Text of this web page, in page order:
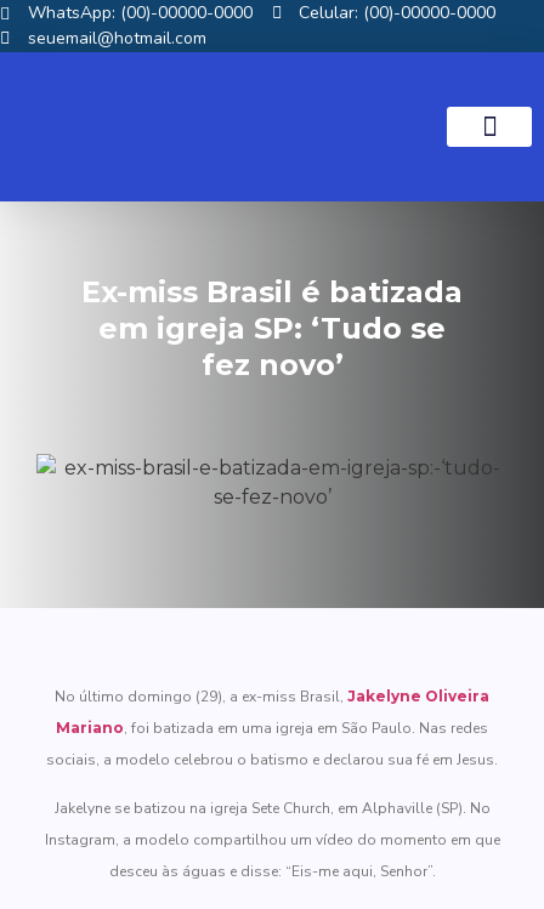
WhatsApp: (00)-00000-0000
Celular: (00)-00000-0000
seuemail@hotmail.com
Ex-miss Brasil é batizada
em igreja SP: ‘Tudo se
fez novo’
No último domingo (29), a ex-miss Brasil, Jakelyne Oliveira
Mariano, foi batizada em uma igreja em São Paulo. Nas redes
sociais, a modelo celebrou o batismo e declarou sua fé em Jesus.
Jakelyne se batizou na igreja Sete Church, em Alphaville (SP). No
Instagram, a modelo compartilhou um vídeo do momento em que
desceu às águas e disse: “Eis-me aqui, Senhor”.